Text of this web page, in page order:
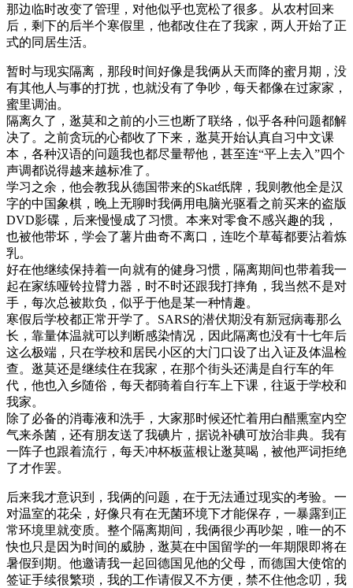
那边临时改变了管理，对他似乎也宽松了很多。从农村回来
后，剩下的后半个寒假里，他都改住在了我家，两人开始了正
式的同居生活。
暂时与现实隔离，那段时间好像是我俩从天而降的蜜月期，没
有其他人与事的打扰，也就没有了争吵，每天都像在过家家，
蜜里调油。
隔离久了，逖莫和之前的小三也断了联络，似乎各种问题都解
决了。之前贪玩的心都收了下来，逖莫开始认真自习中文课
本，各种汉语的问题我也都尽量帮他，甚至连“平上去入”四个
声调都说得越来越标准了。
学习之余，他会教我从德国带来的Skat纸牌，我则教他全是汉
字的中国象棋，晚上无聊时我俩用电脑光驱看之前买来的盗版
DVD影碟，后来慢慢成了习惯。本来对零食不感兴趣的我，
也被他带坏，学会了薯片曲奇不离口，连吃个草莓都要沾着炼
乳。
好在他继续保持着一向就有的健身习惯，隔离期间也带着我一
起在家练哑铃拉臂力器，时不时还跟我打摔角，我当然不是对
手，每次总被欺负，似乎于他是某一种情趣。
寒假后学校都正常开学了。SARS的潜伏期没有新冠病毒那么
长，靠量体温就可以判断感染情况，因此隔离也没有十七年后
这么极端，只在学校和居民小区的大门口设了出入证及体温检
查。逖莫还是继续住在我家，在那个街头还满是自行车的年
代，他也入乡随俗，每天都骑着自行车上下课，往返于学校和
我家。
除了必备的消毒液和洗手，大家那时候还忙着用白醋熏室内空
气来杀菌，还有朋友送了我碘片，据说补碘可放治非典。我有
一阵子也跟着流行，每天冲杯板蓝根让逖莫喝，被他严词拒绝
了才作罢。
后来我才意识到，我俩的问题，在于无法通过现实的考验。一
对温室的花朵，好像只有在无菌环境下才能保存，一暴露到正
常环境里就变质。整个隔离期间，我俩很少再吵架，唯一的不
快也只是因为时间的威胁，逖莫在中国留学的一年期限即将在
暑假到期。他邀请我一起回德国见他的父母，而德国大使馆的
签证手续很繁琐，我的工作请假又不方便，禁不住他念叨，我